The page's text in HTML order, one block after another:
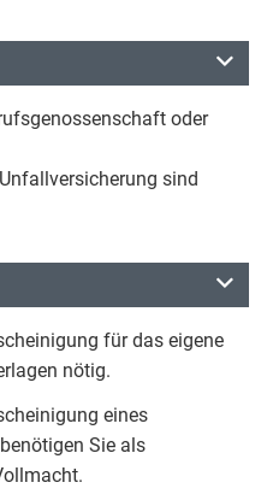
oder
sind
für das eigene
nötig.
eines
Sie als